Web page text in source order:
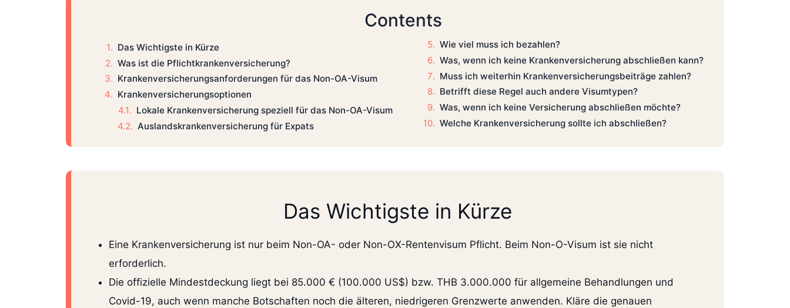
Contents
Das Wichtigste in Kürze
Was ist die Pflichtkrankenversicherung?
Krankenversicherungsanforderungen für das Non-OA-Visum
Krankenversicherungsoptionen
Lokale Krankenversicherung speziell für das Non-OA-Visum
Auslandskrankenversicherung für Expats
Wie viel muss ich bezahlen?
Was, wenn ich keine Krankenversicherung abschließen kann?
Muss ich weiterhin Krankenversicherungsbeiträge zahlen?
Betrifft diese Regel auch andere Visumtypen?
Was, wenn ich keine Versicherung abschließen möchte?
Welche Krankenversicherung sollte ich abschließen?
Das Wichtigste in Kürze
Eine Krankenversicherung ist nur beim Non-OA- oder Non-OX-Rentenvisum Pflicht. Beim Non-O-Visum ist sie nicht
erforderlich.
Die offizielle Mindestdeckung liegt bei 85.000 € (100.000 US$) bzw. THB 3.000.000 für allgemeine Behandlungen und
Covid-19, auch wenn manche Botschaften noch die älteren, niedrigeren Grenzwerte anwenden. Kläre die genauen